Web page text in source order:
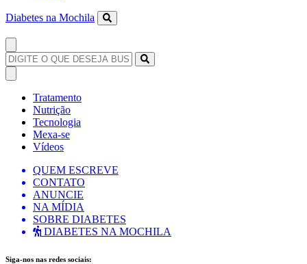
Diabetes na Mochila
Tratamento
Nutrição
Tecnologia
Mexa-se
Vídeos
QUEM ESCREVE
CONTATO
ANUNCIE
NA MÍDIA
SOBRE DIABETES
DIABETES NA MOCHILA
Siga-nos nas redes sociais: